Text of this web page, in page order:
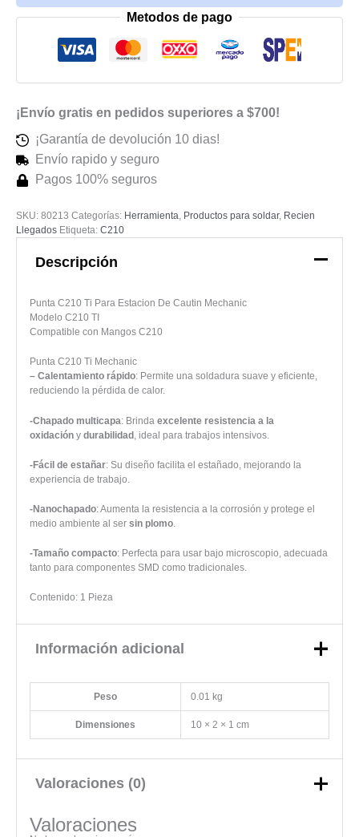
De
Cautin
Mechanic
Metodos de pago
¡Envío gratis en pedidos superiores a $700!
¡Garantía de devolución 10 dias!
Envío rapido y seguro
Pagos 100% seguros
SKU: 80213 Categorías: Herramienta, Productos para soldar, Recien
Llegados Etiqueta: C210
Descripción
Punta C210 Ti Para Estacion De Cautin Mechanic
Modelo C210 TI
Compatible con Mangos C210
Punta C210 Ti Mechanic
– Calentamiento rápido: Permite una soldadura suave y eficiente,
reduciendo la pérdida de calor.
-Chapado multicapa: Brinda excelente resistencia a la
oxidacióny durabilidad, ideal para trabajos intensivos.
-Fácil de estañar: Su diseño facilita el estañado, mejorando la
experiencia de trabajo.
-Nanochapado: Aumenta la resistencia a la corrosión y protege el
medio ambiente al ser sin plomo.
-Tamaño compacto: Perfecta para usar bajo microscopio, adecuada
tanto para componentes SMD como tradicionales.
Contenido: 1 Pieza
Información adicional
Peso 0.01 kg
Dimensiones 10 × 2 × 1 cm
Valoraciones (0)
Valoraciones